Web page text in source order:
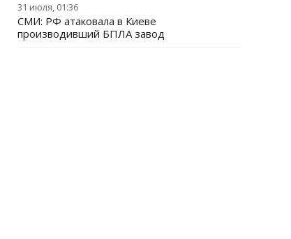
31 июля, 01:36
СМИ: РФ атаковала в Киеве
производивший БПЛА завод